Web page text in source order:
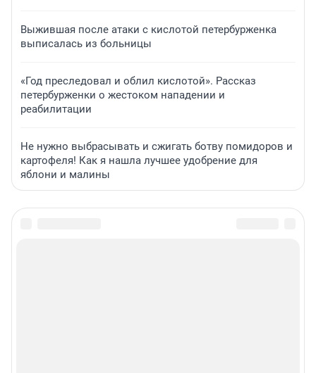
Выжившая после атаки с кислотой петербурженка
выписалась из больницы
«Год преследовал и облил кислотой». Рассказ
петербурженки о жестоком нападении и
реабилитации
Не нужно выбрасывать и сжигать ботву помидоров и
картофеля! Как я нашла лучшее удобрение для
яблони и малины